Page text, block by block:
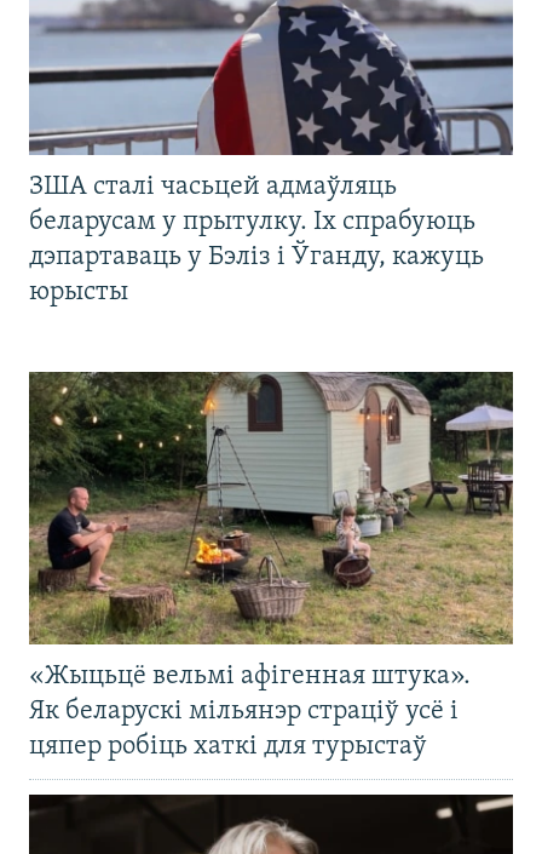
ЗША сталі часьцей адмаўляць
беларусам у прытулку. Іх спрабуюць
дэпартаваць у Бэліз і Ўганду, кажуць
юрысты
«Жыцьцё вельмі афігенная штука».
Як беларускі мільянэр страціў усё і
цяпер робіць хаткі для турыстаў